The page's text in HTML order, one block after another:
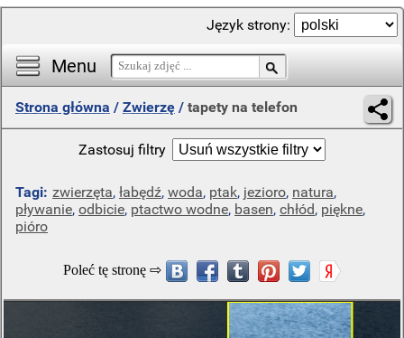
Menu
Język strony:
Strona główna / Zwierzę / tapety na telefon
Zastosuj filtry
Tagi: zwierzęta, łabędź, woda, ptak, jezioro, natura,
pływanie, odbicie, ptactwo wodne, basen, chłód, piękne,
pióro